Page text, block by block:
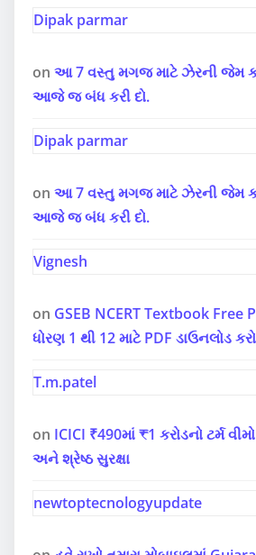
Dipak parmar
on આ 7 વસ્તુ મગજ માટે ઝેરની જેમ
આજે જ બંધ કરી દો.
Dipak parmar
on આ 7 વસ્તુ મગજ માટે ઝેરની જેમ
આજે જ બંધ કરી દો.
Vignesh
on GSEB NCERT Textbook Free
ધોરણ 1 થી 12 માટે PDF ડાઉનલોડ કરો
T.m.patel
on ICICI ₹490માં ₹1 કરોડનો ટર્મ
અને શ્રેષ્ઠ સુરક્ષા
newtoptecnologyupdate